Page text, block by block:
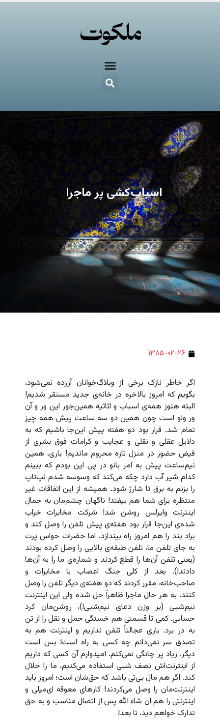
اسباب‌کشی پر ماجرا
۱۳۸۵-۰۲-۲۶
اگر خاطر نازک برخی از وبلاگ‌خوانان آزرده نمی‌شود،
بگویم که امروز بالاخره در خانه‌ی جدید مستقر شدیم!
البته هنوز همه‌ی اسباب و اثاثیه همین‌جور این ور و آن
ور ولو است چون همین دو سه ساعت پیش همه چیز
تمام شد. قرار بود دو هفته پیش این‌جا باشیم که به
دلایل عقلی و نقلی و عجایب و کرامات فوق بشری از
فیض حضور در منزل تازه محروم ماندیم! باری، همین
نیم‌ساعت پیش به امر بانو در پی این بودم که ببینم
کدام شیر آب دارد چکه می‌کند که وسوسه شدم لپ‌تاپ
را بزنم به برق تا شارژ شود. همیشه از این اتفاقات غیر
منتظره برای شما هم بیفتد! ناگهان چشم‌مان به جمال
اینترنت وایرلس روشن شد! شرکت مخابرات خراب
شده‌ی این‌جا قرار بود هفته‌ی پیش تلفن را وصل کند و
براد بند را هم امروز راه بیندازد. اما حضرات حواس پرت
به جای تلفن ما، تلفن طبقه‌ی بالایی را وصل کرده بودند
(یعنی تلفن آن‌ها را قطع کردند و شماره‌ی ما را به آن‌ها
دادند!). بعد از کلی جنگ اعصاب با مخابرات و
صاحب‌خانه،‌ مقرر کردند که دو هفته‌ی دیگر تلفن را وصل
کنند. به هر حال ماجرا ظاهراً حل شده ولی این اینترنت
نیم‌شبی (بر وزن دعای نیم‌شبی!)، روشن‌مان کرد
حسابی. کمی تا قسمتی هم خستگی حمل و نقل را از تن
به در برد. باری عجالتاً تلفن نداریم و اینترنت هم به
تصدق سر نمی‌دانم چه کسی به راه است! بس است
دیگر. زیاد پر چانگی نمی‌کنم. امیدوارم آن‌ کسی که داریم
از اینترنت‌اش نصف شبی استفاده می‌کنیم، ما را حلال
کند. اگر هم مال بی‌تی باشد که حق‌شان است؛ امروز باید
اینترنت‌مان را وصل می‌کردند! کارهای معوقه ای‌میلی و
اینترنتی را هم ان شاء الله پس از اتصال مناسب و به حق
تدارک خواهم دید. تا بعد!